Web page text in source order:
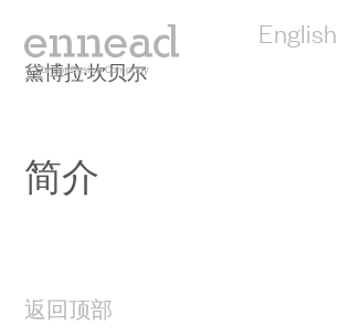
English
黛博拉·坎贝尔
简介
返回顶部